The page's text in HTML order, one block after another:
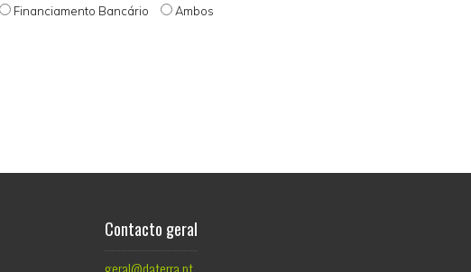
Financiamento Bancário Ambos
Contacto geral